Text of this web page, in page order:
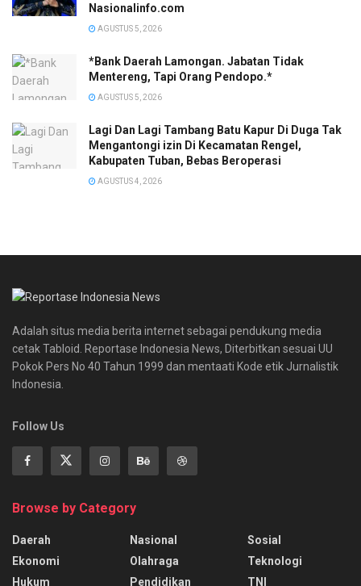
Nasionalinfo.com
AGUSTUS 5, 2026
*Bank Daerah Lamongan. Jabatan Tidak
Mentereng, Tapi Orang Pendopo.*
AGUSTUS 5, 2026
Lagi Dan Lagi Tambang Batu Kapur Di Duga Tak
Mengantongi izin Di Kecamatan Rengel,
Kabupaten Tuban, Bebas Beroperasi
AGUSTUS 4, 2026
Adalah situs media berita internet sebagai pendukung media
cetak Tabloid. Reportase Indonesia News, Diterbitkan sesuai UU
Pokok Pers No 40 Tahun 1999 dan mentaati Kode etik Jurnalistik
Indonesia.
Follow Us
Browse by Category
Daerah
Ekonomi
Hukum
Nasional
Olahraga
Pendidikan
Sosial
Teknologi
TNI